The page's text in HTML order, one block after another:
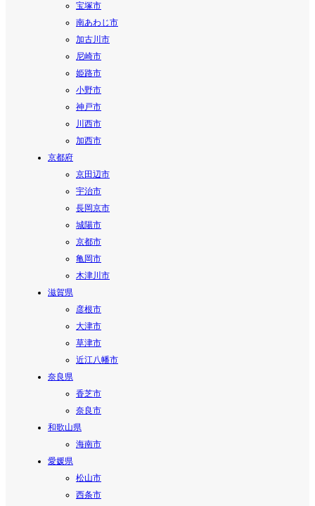
宝塚市
南あわじ市
加古川市
尼崎市
姫路市
小野市
神戸市
川西市
加西市
京都府
京田辺市
宇治市
長岡京市
城陽市
京都市
亀岡市
木津川市
滋賀県
彦根市
大津市
草津市
近江八幡市
奈良県
香芝市
奈良市
和歌山県
海南市
愛媛県
松山市
西条市